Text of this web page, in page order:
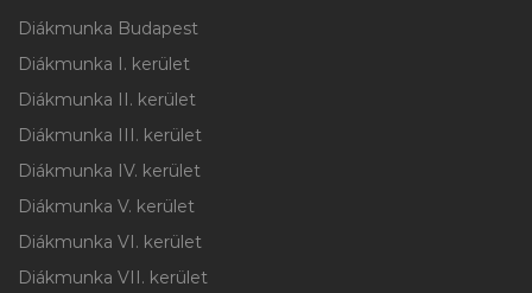
Diákmunka Budapest
Diákmunka I. kerület
Diákmunka II. kerület
Diákmunka III. kerület
Diákmunka IV. kerület
Diákmunka V. kerület
Diákmunka VI. kerület
Diákmunka VII. kerület